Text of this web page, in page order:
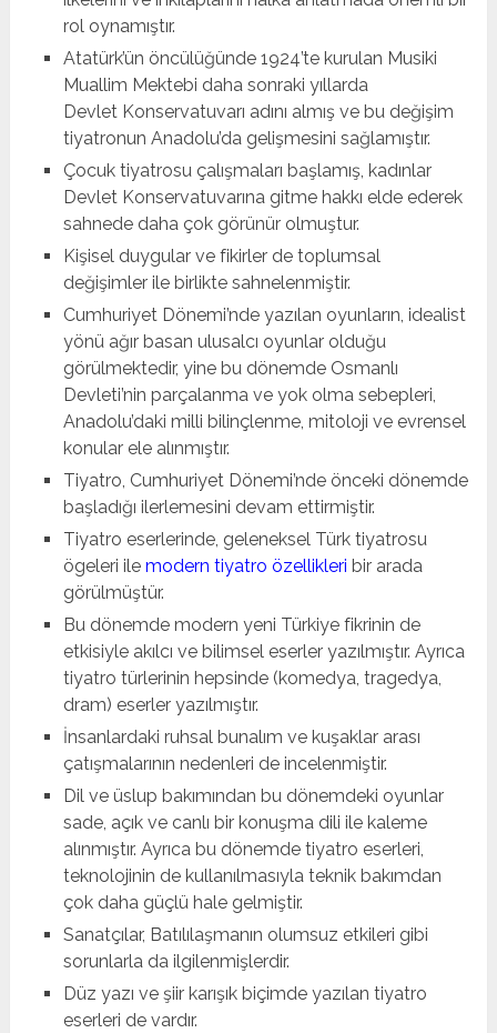
rol oynamıştır.
Atatürk’ün öncülüğünde 1924’te kurulan Musiki
Muallim Mektebi daha sonraki yıllarda
Devlet Konservatuvarı adını almış ve bu değişim
tiyatronun Anadolu’da gelişmesini sağlamıştır.
Çocuk tiyatrosu çalışmaları başlamış, kadınlar
Devlet Konservatuvarına gitme hakkı elde ederek
sahnede daha çok görünür olmuştur.
Kişisel duygular ve fikirler de toplumsal
değişimler ile birlikte sahnelenmiştir.
Cumhuriyet Dönemi’nde yazılan oyunların, idealist
yönü ağır basan ulusalcı oyunlar olduğu
görülmektedir, yine bu dönemde Osmanlı
Devleti’nin parçalanma ve yok olma sebepleri,
Anadolu’daki milli bilinçlenme, mitoloji ve evrensel
konular ele alınmıştır.
Tiyatro, Cumhuriyet Dönemi’nde önceki dönemde
başladığı ilerlemesini devam ettirmiştir.
Tiyatro eserlerinde, geleneksel Türk tiyatrosu
ögeleri ile modern tiyatro özellikleri bir arada
görülmüştür.
Bu dönemde modern yeni Türkiye fikrinin de
etkisiyle akılcı ve bilimsel eserler yazılmıştır. Ayrıca
tiyatro türlerinin hepsinde (komedya, tragedya,
dram) eserler yazılmıştır.
İnsanlardaki ruhsal bunalım ve kuşaklar arası
çatışmalarının nedenleri de incelenmiştir.
Dil ve üslup bakımından bu dönemdeki oyunlar
sade, açık ve canlı bir konuşma dili ile kaleme
alınmıştır. Ayrıca bu dönemde tiyatro eserleri,
teknolojinin de kullanılmasıyla teknik bakımdan
çok daha güçlü hale gelmiştir.
Sanatçılar, Batılılaşmanın olumsuz etkileri gibi
sorunlarla da ilgilenmişlerdir.
Düz yazı ve şiir karışık biçimde yazılan tiyatro
eserleri de vardır.